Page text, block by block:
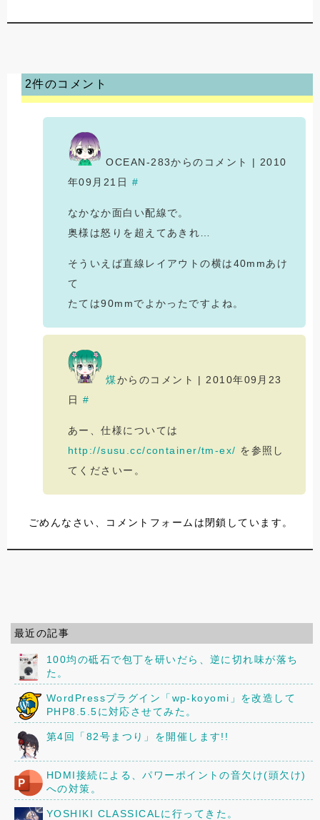
2件のコメント
OCEAN-283からのコメント | 2010
年09月21日 #
なかなか面白い配線で。
奥様は怒りを超えてあきれ…
そういえば直線レイアウトの横は40mmあけ
て
たては90mmでよかったですよね。
煤からのコメント | 2010年09月23
日 #
あー、仕様については
http://susu.cc/container/tm-ex/ を参照し
てくださいー。
ごめんなさい、コメントフォームは閉鎖しています。
最近の記事
100均の砥石で包丁を研いだら、逆に切れ味が落ち
た。
WordPressプラグイン「wp-koyomi」を改造して
PHP8.5.5に対応させてみた。
第4回「82号まつり」を開催します!!
HDMI接続による、パワーポイントの音欠け(頭欠け)
への対策。
YOSHIKI CLASSICALに行ってきた。